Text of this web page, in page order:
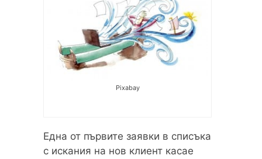
Pixabay
Една от първите заявки в списъка
с искания на нов клиент касае